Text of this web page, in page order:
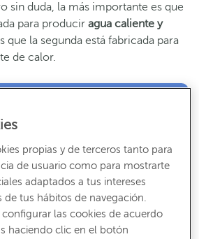
sin duda, la más importante es que
para producir agua caliente y
que la segunda está fabricada para
de calor.
propias y de terceros tanto para
de usuario como para mostrarte
adaptados a tus intereses
de tus hábitos de navegación.
las cookies de acuerdo
haciendo clic en el botón